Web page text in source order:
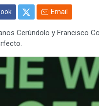
Email
Cerúndolo y Francisco